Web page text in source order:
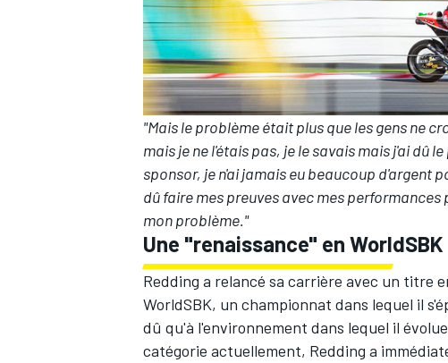
"Mais le problème était plus que les gens ne
mais je ne l'étais pas, je le savais mais j'ai dû
sponsor, je n'ai jamais eu beaucoup d'argent
dû faire mes preuves avec mes
mon problème."
Une "renaissance" en WorldSBK
Redding a relancé sa carrière avec un titre
WorldSBK, un championnat dans lequel il
dû qu'à l'environnement dans lequel il
catégorie actuellement, Redding a